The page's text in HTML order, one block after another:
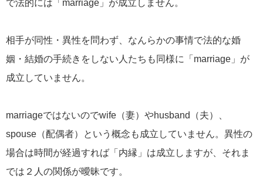
で法的には「marriage」が成立しません。
相手が同性・異性を問わず、なんらかの事情で法的な婚
姻・結婚の手続きをしない人たちも同様に「marriage」が
成立していません。
marriageではないのでwife（妻）やhusband（夫）、
spouse（配偶者）という概念も成立していません。異性の
場合は時間が経過すれば「内縁」は成立しますが、それま
では２人の関係が曖昧です。